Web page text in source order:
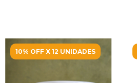
10% OFF X 12 UNIDADES